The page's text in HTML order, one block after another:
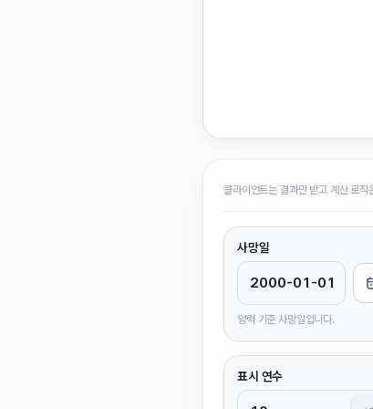
클라이언트는 결과만 받고 계산 로직
사망일
양력 기준 사망일입니다.
표시 연수